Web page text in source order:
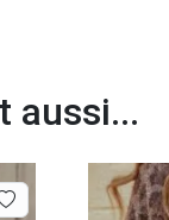
aussi...